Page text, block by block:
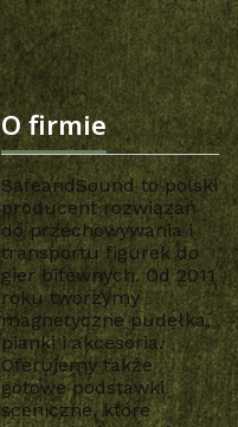
O firmie
SafeandSound to polski
producent rozwiązań
do przechowywania i
transportu figurek do
gier bitewnych. Od 2011
roku tworzymy
magnetyczne pudełka,
pianki i akcesoria.
Oferujemy także
gotowe podstawki
sceniczne, które